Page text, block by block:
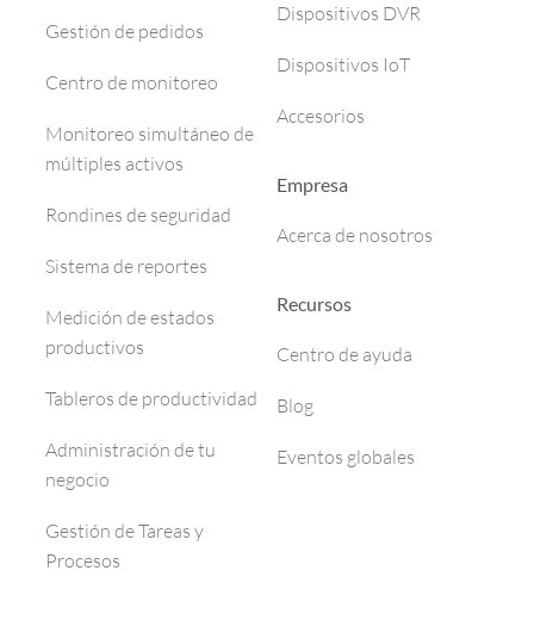
Gestión de pedidos
Centro de monitoreo
Monitoreo simultáneo de
múltiples activos
Rondines de seguridad
Sistema de reportes
Medición de estados
productivos
Tableros de productividad
Administración de tu
negocio
Gestión de Tareas y
Procesos
Dispositivos DVR
Dispositivos IoT
Accesorios
Empresa
Acerca de nosotros
Recursos
Centro de ayuda
Blog
Eventos globales